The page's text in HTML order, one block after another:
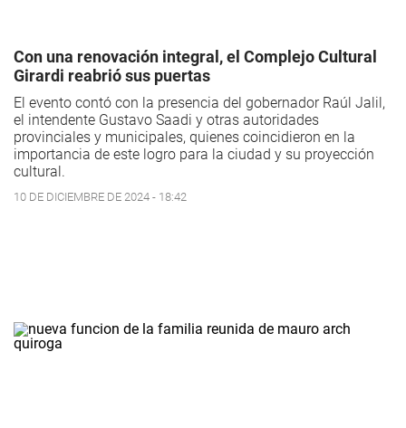
Con una renovación integral, el Complejo Cultural
Girardi reabrió sus puertas
El evento contó con la presencia del gobernador Raúl Jalil,
el intendente Gustavo Saadi y otras autoridades
provinciales y municipales, quienes coincidieron en la
importancia de este logro para la ciudad y su proyección
cultural.
10 DE DICIEMBRE DE 2024 - 18:42